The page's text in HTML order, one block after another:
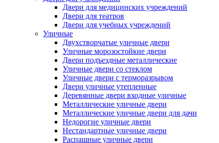
Двери для медицинских учреждений
Двери для театров
Двери для учебных учреждений
Уличные
Двухстворчатые уличные двери
Уличные морозостойкие двери
Двери подъездные металлические
Уличные двери со стеклом
Уличные двери с терморазрывом
Двери уличные утепленные
Деревянные двери входные уличные
Металлические уличные двери
Металлические уличные двери для дачи
Недорогие уличные двери
Нестандартные уличные двери
Распашные уличные двери